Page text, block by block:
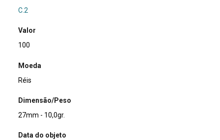
C.2
Valor
100
Moeda
Réis
Dimensão/Peso
27mm - 10,0gr.
Data do objeto